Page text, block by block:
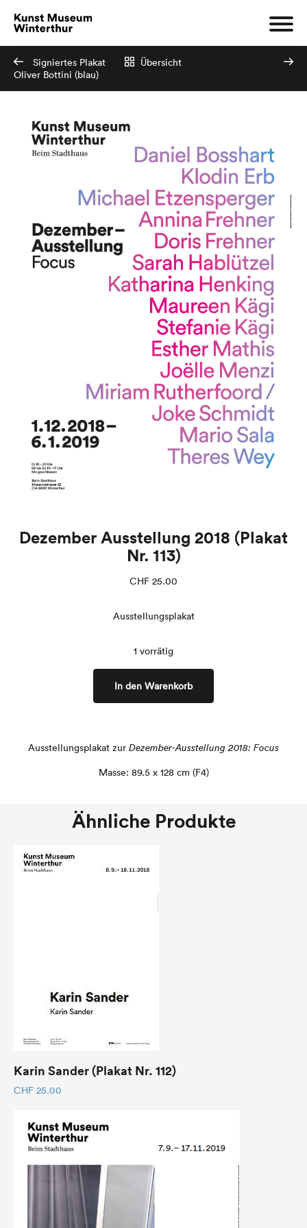
Signiertes Plakat
Oliver Bottini (blau)
Übersicht
Dezember Ausstellung 2018 (Plakat
Nr. 113)
CHF 25.00
Ausstellungsplakat
1 vorrätig
In den Warenkorb
Ausstellungsplakat zur Dezember-Ausstellung 2018: Focus
Masse: 89.5 x 128 cm (F4)
Ähnliche Produkte
Karin Sander (Plakat Nr. 112)
CHF 25.00